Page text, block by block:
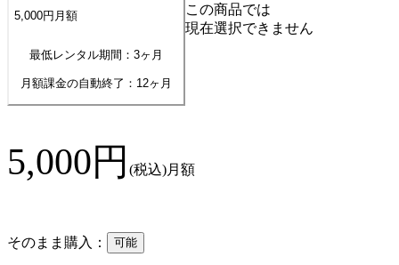
5,000円 月額
最低レンタル期間：3ヶ月
月額課金の自動終了： 12ヶ月
この商品では
現在選択できません
5,000円 (税込)月額
そのまま購入： 可能